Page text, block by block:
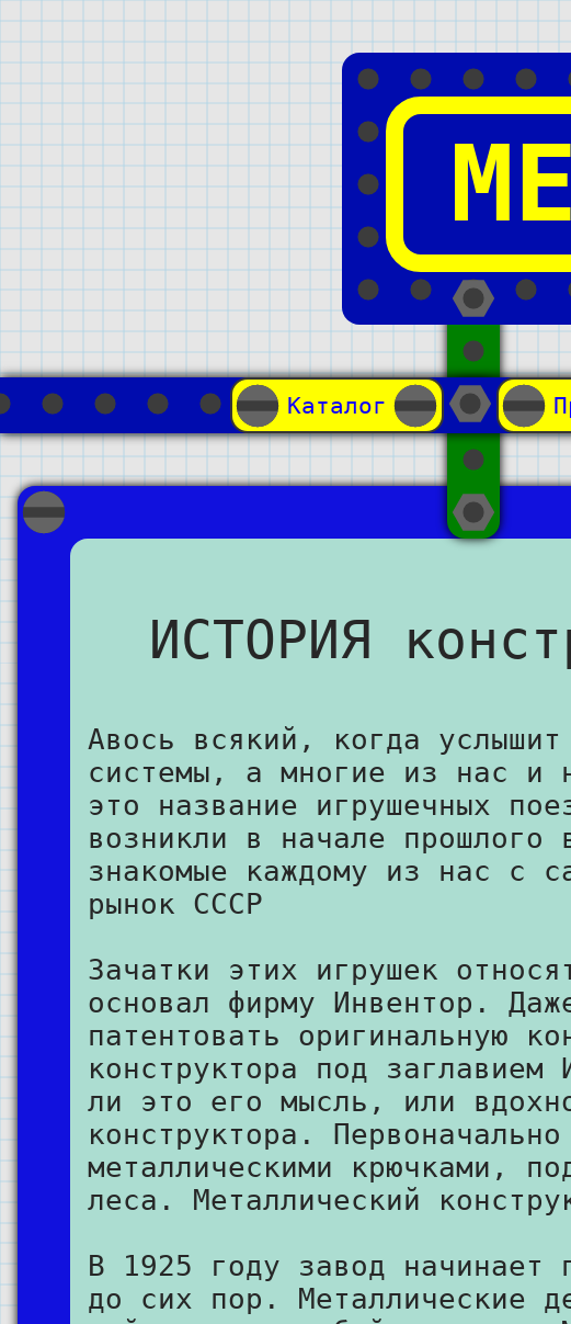
Каталог
ИСТОРИЯ
Авось всякий, когда
системы, а многие из нас и
это название игрушечных
возникли в начале прошлого
знакомые каждому из нас с
рынок СССР
Зачатки этих игрушек
основал фирму Инвентор.
патентовать оригинальную
конструктора под
ли это его мысль, или
конструктора.
металлическими крючками,
леса. Металлический
В 1925 году завод начинает
до сих пор. Металлические